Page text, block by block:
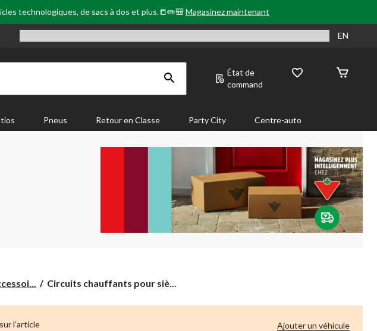
technologiques, de sacs à dos et plus.📒✏️🎒Magasinez maintenant
EN
État de
command
Pneus Retour en Classe Party City Centre-auto
Circuits
pour
Circuits chauffants pour siè...
l’article Ajouter un véhicule